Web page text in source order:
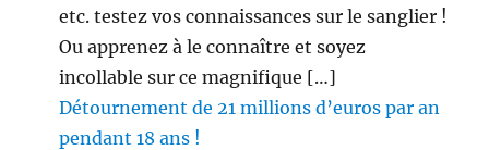
etc. testez vos connaissances sur le sanglier !
Ou apprenez à le connaître et soyez
incollable sur ce magnifique […]
Détournement de 21 millions d’euros par an
pendant 18 ans !